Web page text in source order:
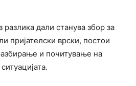
дали станува збор за
пријателски врски, постои
и почитување на